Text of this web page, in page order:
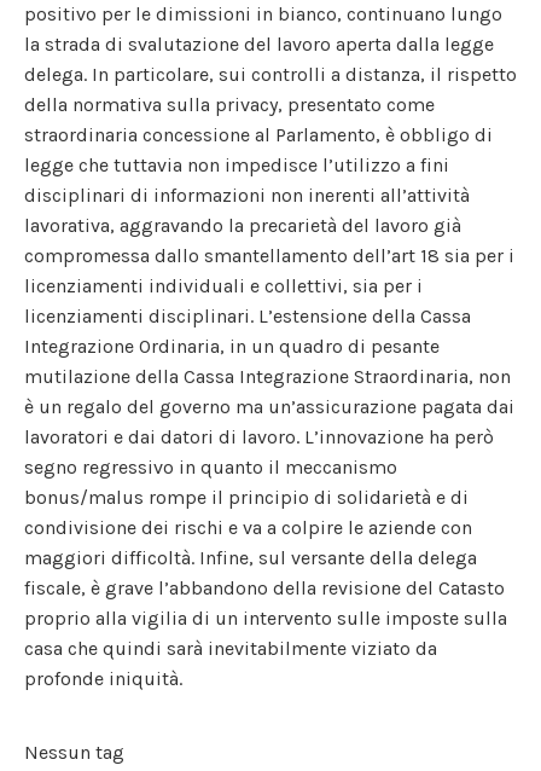
positivo per le dimissioni in bianco, continuano lungo
la strada di svalutazione del lavoro aperta dalla legge
delega. In particolare, sui controlli a distanza, il rispetto
della normativa sulla privacy, presentato come
straordinaria concessione al Parlamento, è obbligo di
legge che tuttavia non impedisce l’utilizzo a fini
disciplinari di informazioni non inerenti all’attività
lavorativa, aggravando la precarietà del lavoro già
compromessa dallo smantellamento dell’art 18 sia per i
licenziamenti individuali e collettivi, sia per i
licenziamenti disciplinari. L’estensione della Cassa
Integrazione Ordinaria, in un quadro di pesante
mutilazione della Cassa Integrazione Straordinaria, non
è un regalo del governo ma un’assicurazione pagata dai
lavoratori e dai datori di lavoro. L’innovazione ha però
segno regressivo in quanto il meccanismo
bonus/malus rompe il principio di solidarietà e di
condivisione dei rischi e va a colpire le aziende con
maggiori difficoltà. Infine, sul versante della delega
fiscale, è grave l’abbandono della revisione del Catasto
proprio alla vigilia di un intervento sulle imposte sulla
casa che quindi sarà inevitabilmente viziato da
profonde iniquità.
Nessun tag